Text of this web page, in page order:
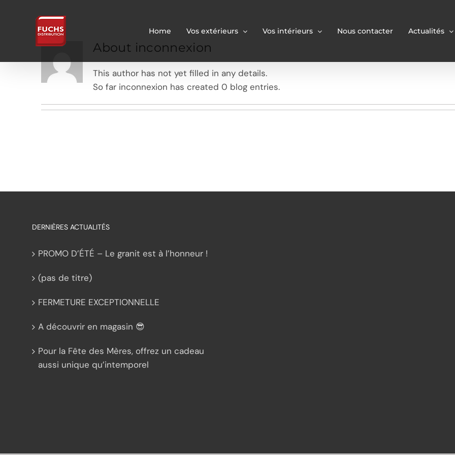
Home Vos extérieurs Vos intérieurs Nous contacter Actualités
About inconnexion
This author has not yet filled in any details.
So far inconnexion has created 0 blog entries.
DERNIÈRES ACTUALITÉS
PROMO D’ÉTÉ – Le granit est à l’honneur !
(pas de titre)
FERMETURE EXCEPTIONNELLE
A découvrir en magasin 😎
Pour la Fête des Mères, offrez un cadeau
aussi unique qu’intemporel